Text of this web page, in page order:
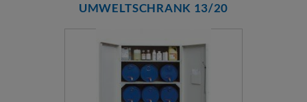
UMWELTSCHRANK 13/20